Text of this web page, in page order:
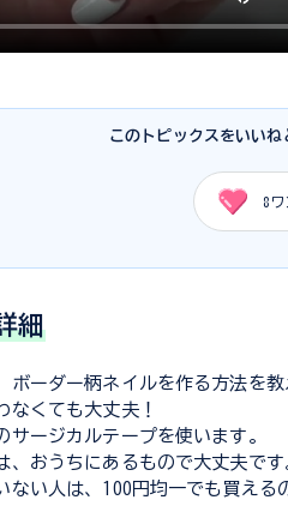
このトピックスをいいね
8 ワ
細
ボーダー柄ネイルを作る方法を教
なくても大丈夫！
サージカルテープを使います。
、おうちにあるもので大丈夫です
ない人は、100円均一でも買える